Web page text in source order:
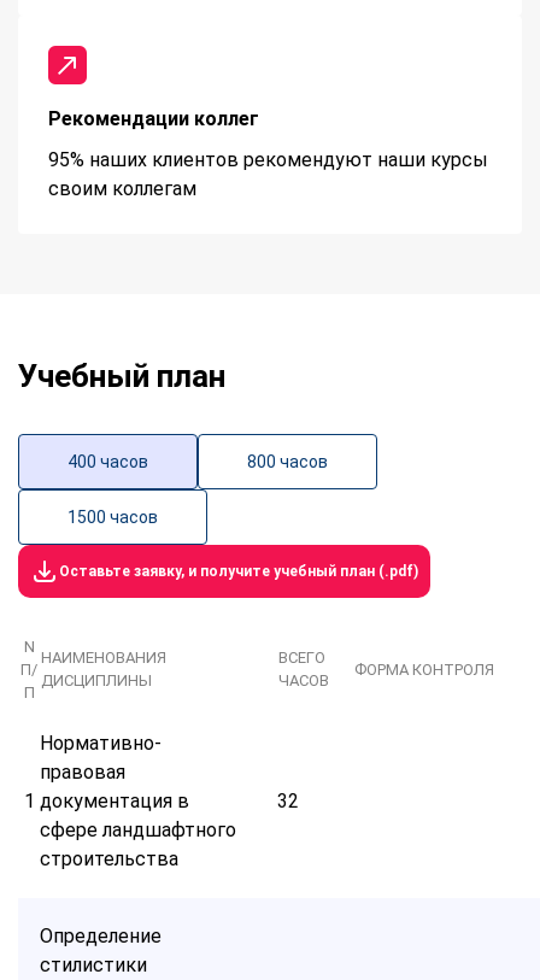
Рекомендации коллег
95% наших клиентов рекомендуют наши курсы
своим коллегам
Учебный план
400 часов 800 часов
1500 часов
Оставьте заявку, и получите учебный план (.pdf)
N
П/
П
НАИМЕНОВАНИЯ
ДИСЦИПЛИНЫ
ВСЕГО
ЧАСОВ
ФОРМА КОНТРОЛЯ
1
Нормативно-
правовая
документация в
сфере ландшафтного
строительства
32
Определение
стилистики